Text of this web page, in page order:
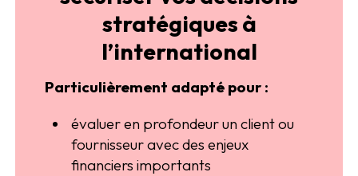
stratégiques à
l’international
Particulièrement adapté pour :
évaluer en profondeur un client ou
fournisseur avec des enjeux
financiers importants